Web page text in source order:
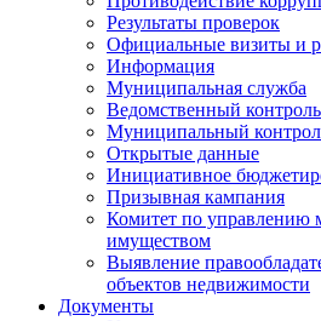
Результаты проверок
Официальные визиты и
Информация
Муниципальная служба
Ведомственный контроль
Муниципальный
Открытые данные
Инициативное
Призывная кампания
Комитет по управлению
имуществом
Выявление
объектов недвижимости
Документы